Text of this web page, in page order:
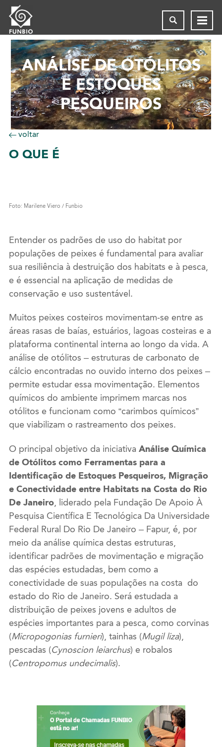
ANÁLISE DE OTÓLITOS
E ESTOQUES
PESQUEIROS
voltar
OQUE É
Foto: Marilene Viero / Funbio
Entender os padrões de uso do habitat por
populações de peixes é fundamental para avaliar
sua resiliência à destruição dos habitats e à pesca,
e é essencial na aplicação de medidas de
conservação e uso sustentável.
Muitos peixes costeiros movimentam-se entre as
áreas rasas de baías, estuários, lagoas costeiras e a
plataforma continental interna ao longo da vida. A
análise de otólitos – estruturas de carbonato de
cálcio encontradas no ouvido interno dos peixes –
permite estudar essa movimentação. Elementos
químicos do ambiente imprimem marcas nos
otólitos e funcionam como “carimbos químicos”
que viabilizam o rastreamento dos peixes.
O principal objetivo da iniciativa Análise Química
de Otólitos como Ferramentas para a
Identificação de Estoques Pesqueiros, Migração
e Conectividade entre Habitats na Costa do Rio
De Janeiro, liderado pela Fundação De Apoio À
Pesquisa Científica E Tecnológica Da Universidade
Federal Rural Do Rio De Janeiro – Fapur, é, por
meio da análise química destas estruturas,
identificar padrões de movimentação e migração
das espécies estudadas, bem como a
conectividade de suas populações na costa do
estado do Rio de Janeiro. Será estudada a
distribuição de peixes jovens e adultos de
espécies importantes para a pesca, como corvinas
(Micropogonias furnieri), tainhas (Mugil liza),
pescadas (Cynoscion leiarchus) e robalos
(Centropomus undecimalis).